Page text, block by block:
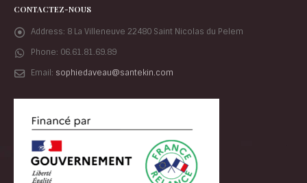
CONTACTEZ-NOUS
Address: 8 La Villeneuve 22480 Saint Nicolas du Pelem
Phone: 06.61.81.69.89
Email: sophiedaveau@santekin.com